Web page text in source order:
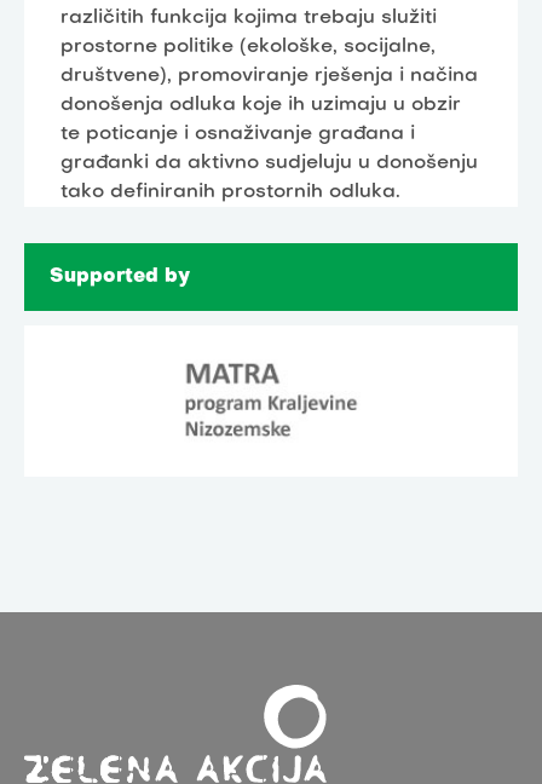
različitih funkcija kojima trebaju služiti
prostorne politike (ekološke, socijalne,
društvene), promoviranje rješenja i načina
donošenja odluka koje ih uzimaju u obzir
te poticanje i osnaživanje građana i
građanki da aktivno sudjeluju u donošenju
tako definiranih prostornih odluka.
Supported by